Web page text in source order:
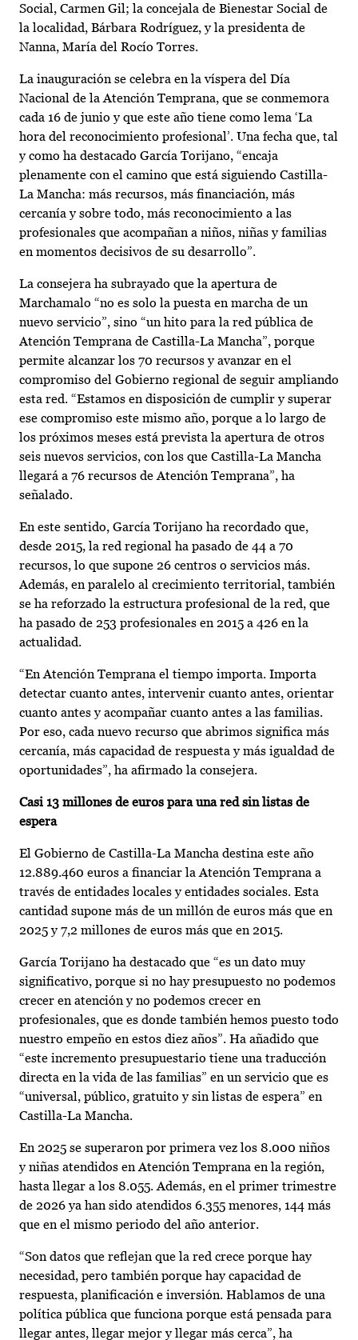
Social, Carmen Gil; la concejala de Bienestar Social de
la localidad, Bárbara Rodríguez, y la presidenta de
Nanna, María del Rocío Torres.
La inauguración se celebra en la víspera del Día
Nacional de la Atención Temprana, que se conmemora
cada 16 de junio y que este año tiene como lema ‘La
hora del reconocimiento profesional’. Una fecha que, tal
y como ha destacado García Torijano, “encaja
plenamente con el camino que está siguiendo Castilla-
La Mancha: más recursos, más financiación, más
cercanía y sobre todo, más reconocimiento a las
profesionales que acompañan a niños, niñas y familias
en momentos decisivos de su desarrollo”.
La consejera ha subrayado que la apertura de
Marchamalo “no es solo la puesta en marcha de un
nuevo servicio”, sino “un hito para la red pública de
Atención Temprana de Castilla-La Mancha”, porque
permite alcanzar los 70 recursos y avanzar en el
compromiso del Gobierno regional de seguir ampliando
esta red. “Estamos en disposición de cumplir y superar
ese compromiso este mismo año, porque a lo largo de
los próximos meses está prevista la apertura de otros
seis nuevos servicios, con los que Castilla-La Mancha
llegará a 76 recursos de Atención Temprana”, ha
señalado.
En este sentido, García Torijano ha recordado que,
desde 2015, la red regional ha pasado de 44 a 70
recursos, lo que supone 26 centros o servicios más.
Además, en paralelo al crecimiento territorial, también
se ha reforzado la estructura profesional de la red, que
ha pasado de 253 profesionales en 2015 a 426 en la
actualidad.
“En Atención Temprana el tiempo importa. Importa
detectar cuanto antes, intervenir cuanto antes, orientar
cuanto antes y acompañar cuanto antes a las familias.
Por eso, cada nuevo recurso que abrimos significa más
cercanía, más capacidad de respuesta y más igualdad de
oportunidades”, ha afirmado la consejera.
Casi 13 millones de euros para una red sin listas de
espera
El Gobierno de Castilla-La Mancha destina este año
12.889.460 euros a financiar la Atención Temprana a
través de entidades locales y entidades sociales. Esta
cantidad supone más de un millón de euros más que en
2025 y 7,2 millones de euros más que en 2015.
García Torijano ha destacado que “es un dato muy
significativo, porque si no hay presupuesto no podemos
crecer en atención y no podemos crecer en
profesionales, que es donde también hemos puesto todo
nuestro empeño en estos diez años”. Ha añadido que
“este incremento presupuestario tiene una traducción
directa en la vida de las familias” en un servicio que es
“universal, público, gratuito y sin listas de espera” en
Castilla-La Mancha.
En 2025 se superaron por primera vez los 8.000 niños
y niñas atendidos en Atención Temprana en la región,
hasta llegar a los 8.055. Además, en el primer trimestre
de 2026 ya han sido atendidos 6.355 menores, 144 más
que en el mismo periodo del año anterior.
“Son datos que reflejan que la red crece porque hay
necesidad, pero también porque hay capacidad de
respuesta, planificación e inversión. Hablamos de una
política pública que funciona porque está pensada para
llegar antes, llegar mejor y llegar más cerca”, ha